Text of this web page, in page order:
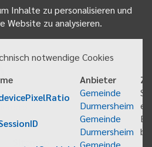
Inhalte zu personalisieren und
Website zu analysieren.
notwendige Cookies
Anbieter
Gemeinde
Durmersheim
Gemeinde
Durmersheim
Gemeinde